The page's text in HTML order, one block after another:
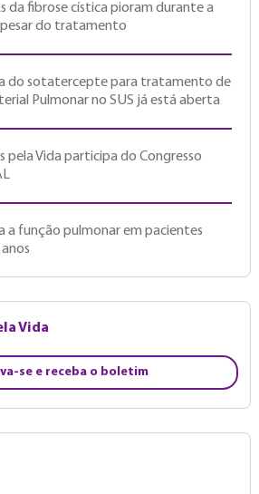
da fibrose cística pioram durante a
do tratamento
do sotatercepte para tratamento de
Pulmonar no SUS já está aberta
pela Vida participa do Congresso
a função pulmonar em pacientes
Vida
se e receba o boletim